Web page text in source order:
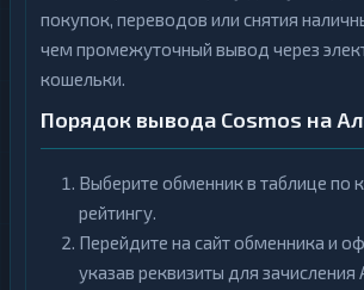
покупок, переводов или снятия
чем промежуточный вывод через
кошельки.
Порядок вывода Cosmos на
Выберите обменник в таблице по
рейтингу.
Перейдите на сайт обменника и
указав реквизиты для